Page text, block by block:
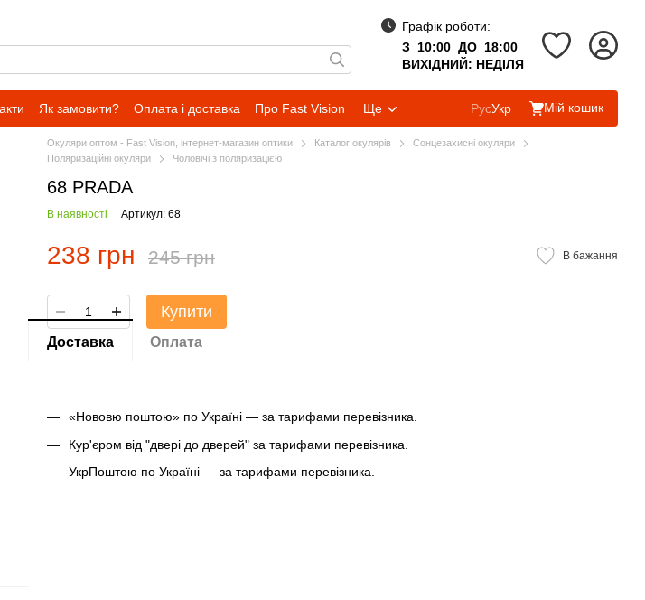
Графік роботи:
З 10:00 ДО 18:00
ВИХІДНИЙ: НЕДІЛЯ
Як замовити? Оплата і доставка Про Fast Vision Ще РусУкр Мій кошик
Окуляри оптом - Fast Vision, інтернет-магазин оптики Каталог окулярів
Сонцезахисні окуляри
Поляризаційні окуляри
Чоловічі з поляризацією
68 PRADA
В наявності Артикул: 68
238 грн 245 грн В бажання
Купити
Доставка Оплата
«Нововю поштою» по Україні — за тарифами перевізника.
Кур'єром від "двері до дверей" за тарифами перевізника.
УкрПоштою по Україні — за тарифами перевізника.